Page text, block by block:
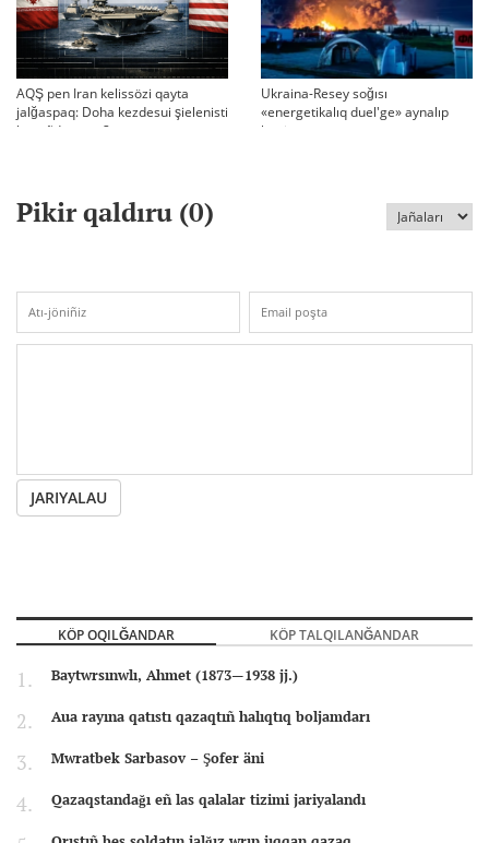
AQŞ pen Iran kelissözi qayta
jalğaspaq: Doha kezdesui şielenisti
bäseñdete me?
Ukraina-Resey soğısı
«energetikalıq duel'ge» aynalıp
ketti
Pikir qaldıru (0)
JARIYALAU
KÖP OQILĞANDAR KÖP TALQILANĞANDAR
Baytwrsınwlı, Ahmet (1873—1938 jj.)
Aua rayına qatıstı qazaqtıñ halıqtıq boljamdarı
Mwratbek Sarbasov – Şofer äni
Qazaqstandağı eñ las qalalar tizimi jariyalandı